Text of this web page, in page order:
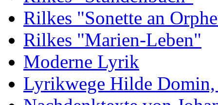
Rilkes "Sonette an
Rilkes "Marien-Leben"
Moderne Lyrik
Lyrikwege Hilde